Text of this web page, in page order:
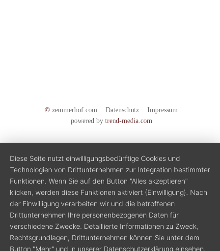
© zemmerhof.com Datenschutz
Impressum
powered by trend-media.com
Diese Seite nutzt einwilligungsbedürftige Cookies und
Technologien von Drittunternehmen zur Integration bestimmter
Funktionen. Wenn Sie auf den Button "Alles akzeptieren"
klicken, werden diese Funktionen aktiviert (Einwilligung). Nach
der Einwilligung verarbeiten wir und die betroffenen
Drittunternehmen Ihre personenbezogenen Daten für
verschiedene Zwecke. Detaillierte Informationen zu Zweck,
Rechtsgrundlagen, Drittunternehmen können Sie unter dem
Button "Mehr" und in unserer Datenschutzerklärung einsehen.